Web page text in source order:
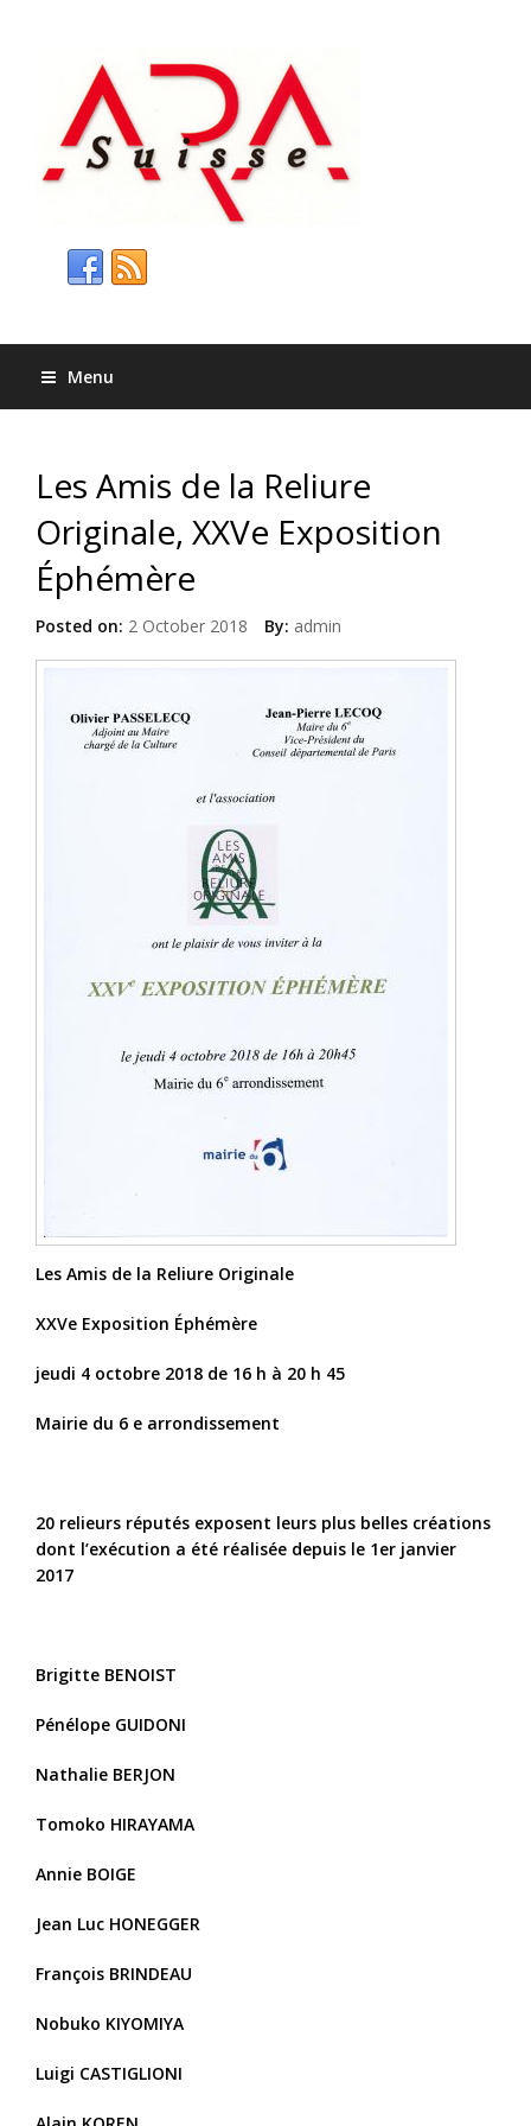
Menu
Les Amis de la Reliure
Originale, XXVe Exposition
Éphémère
Posted on: 2 October 2018 By: admin
Les Amis de la Reliure Originale
XXVe Exposition Éphémère
jeudi 4 octobre 2018 de 16 h à 20 h 45
Mairie du 6 e arrondissement
20 relieurs réputés exposent leurs plus belles créations
dont l’exécution a été réalisée depuis le 1er janvier
2017
Brigitte BENOIST
Pénélope GUIDONI
Nathalie BERJON
Tomoko HIRAYAMA
Annie BOIGE
Jean Luc HONEGGER
François BRINDEAU
Nobuko KIYOMIYA
Luigi CASTIGLIONI